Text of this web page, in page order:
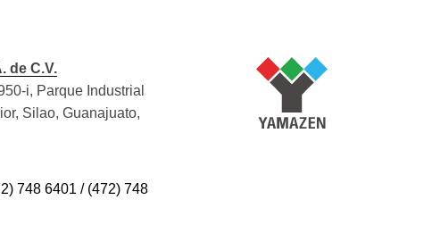
de C.V.
i, Parque Industrial
Silao, Guanajuato,
748 6401 / (472) 748